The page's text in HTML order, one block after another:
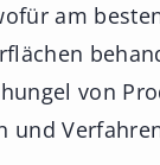
am
von
und